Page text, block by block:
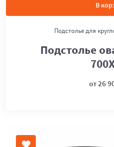
В
Подстолье для
Подстолье
от 26